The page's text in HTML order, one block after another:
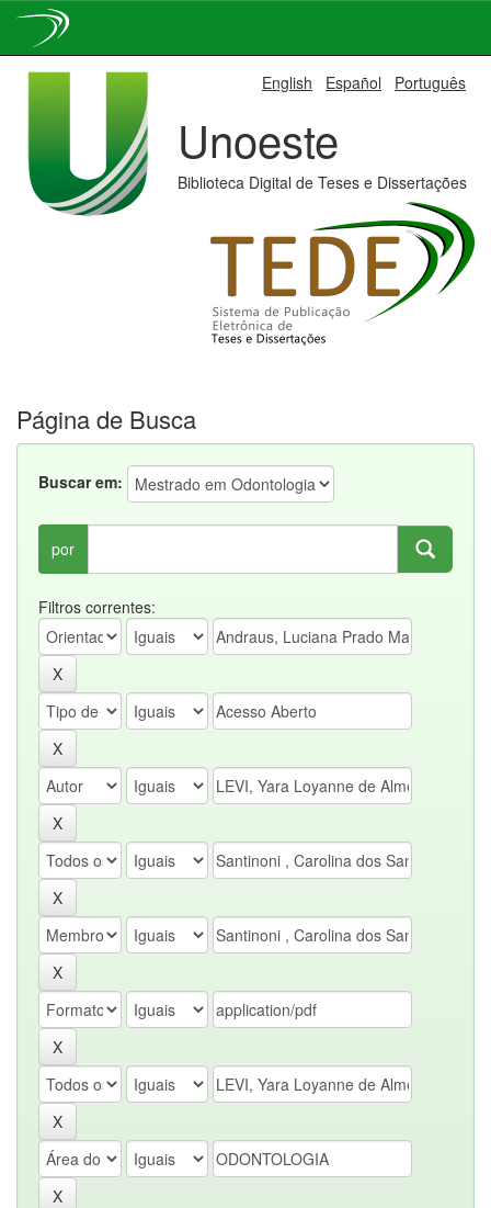
English Español Português
Unoeste
Biblioteca Digital de Teses e Dissertações
Página de Busca
Buscar em:
por
Filtros correntes: